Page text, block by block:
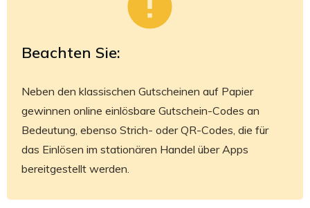
Beachten Sie:
Neben den klassischen Gutscheinen auf Papier
gewinnen online einlösbare Gutschein-Codes an
Bedeutung, ebenso Strich- oder QR-Codes, die für
das Einlösen im stationären Handel über Apps
bereitgestellt werden.